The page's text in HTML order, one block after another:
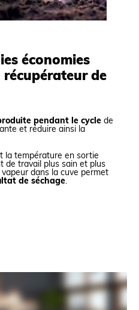
économies
récupérateur de
pendant le cycle de
et réduire ainsi la
la température en sortie
de travail plus sain et plus
dans la cuve permet
de séchage.